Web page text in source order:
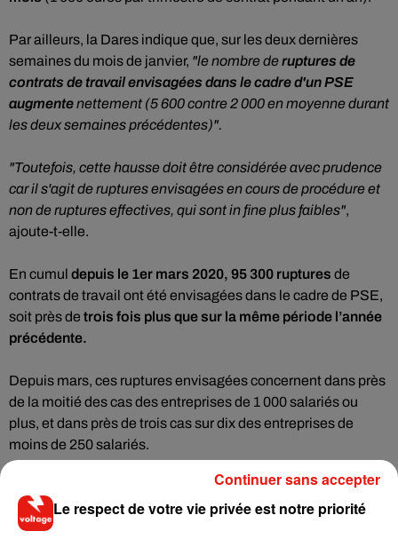
Par ailleurs, la Dares indique que, sur les deux dernières
semaines du mois de janvier, "le nombre deruptures de
contrats de travail envisagées dans le cadre d'un PSE
augmentenettement (5 600 contre 2 000 en moyenne durant
les deux semaines précédentes)".
"Toutefois, cette hausse doit être considérée avec prudence
car il s'agit de ruptures envisagées en cours de procédure et
non de ruptures effectives, qui sont in fine plus faibles",
ajoute-t-elle.
En cumul depuis le 1er mars 2020, 95 300 ruptures de
contrats de travail ont été envisagées dans le cadre de PSE,
soit près de trois fois plus que sur la même période l’année
précédente.
Depuis mars, ces ruptures envisagées concernent dans près
de la moitié des cas des entreprises de 1 000 salariés ou
plus, et dans près de trois cas sur dix des entreprises de
moins de 250 salariés.
industrie manufacturière concentre 33%des
ruptures, suivi par celui ducommerce et de la réparation
automobile (17%)
Le respect de votre vie privée est notre priorité
Continuer sans accepter